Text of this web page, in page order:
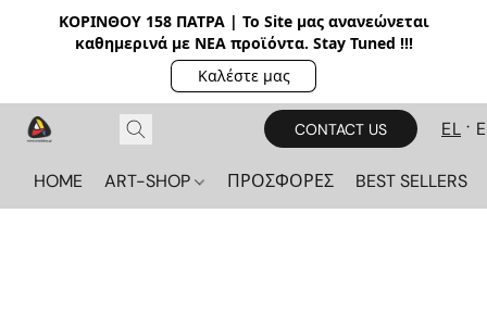
ΚΟΡΙΝΘΟΥ 158 ΠΑΤΡΑ | Το Site μας ανανεώνεται
καθημερινά με ΝΕΑ προϊόντα. Stay Tuned !!!
Καλέστε μας
CONTACT US EL
HOME ART-SHOP ΠΡΟΣΦΟΡΕΣ BEST SELLERS